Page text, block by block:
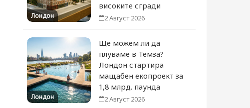
Лондон
високите сгради
2 Август 2026
Лондон
Ще можем ли да
плуваме в Темза?
Лондон стартира
мащабен екопроект за
1,8 млрд. паунда
2 Август 2026